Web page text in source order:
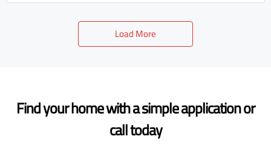
Load More
Find your home with a simple application or
call today